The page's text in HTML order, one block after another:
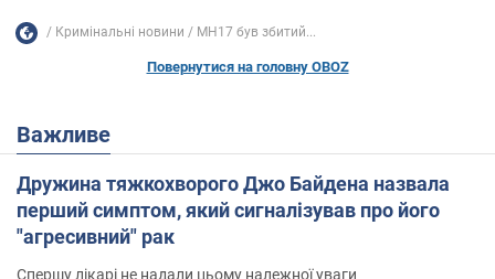
Кримінальні новини MH17 був збитий...
Повернутися на головну OBOZ
Важливе
Дружина тяжкохворого Джо Байдена назвала
перший симптом, який сигналізував про його
"агресивний" рак
Спершу лікарі не надали цьому належної уваги